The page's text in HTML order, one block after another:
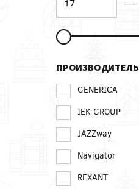
ПРОИЗВОДИТЕЛЬ
GENERICA
IEK GROUP
JAZZway
Navigator
REXANT